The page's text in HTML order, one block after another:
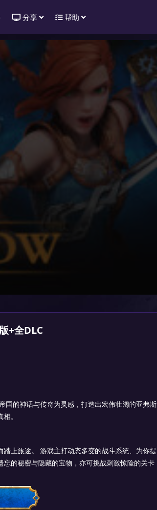
分享 帮助
+全DLC
国的神话与传奇为灵感，打造出宏伟壮阔的亚弗斯
。
上旅途。 游戏主打动态多变的战斗系统、为你提
的秘密与隐藏的宝物，亦可挑战刺激惊险的关卡